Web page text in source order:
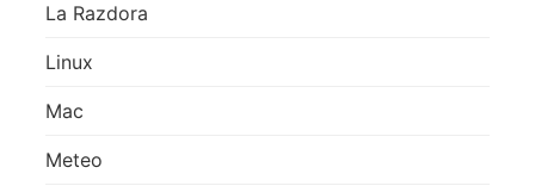
La Razdora
Linux
Mac
Meteo